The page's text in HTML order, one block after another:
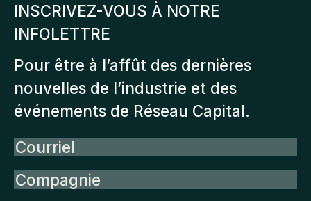
INSCRIVEZ-VOUS À NOTRE
INFOLETTRE
Pour être à l’affût des dernières
nouvelles de l’industrie et des
événements de Réseau Capital.
Courriel
Compagnie